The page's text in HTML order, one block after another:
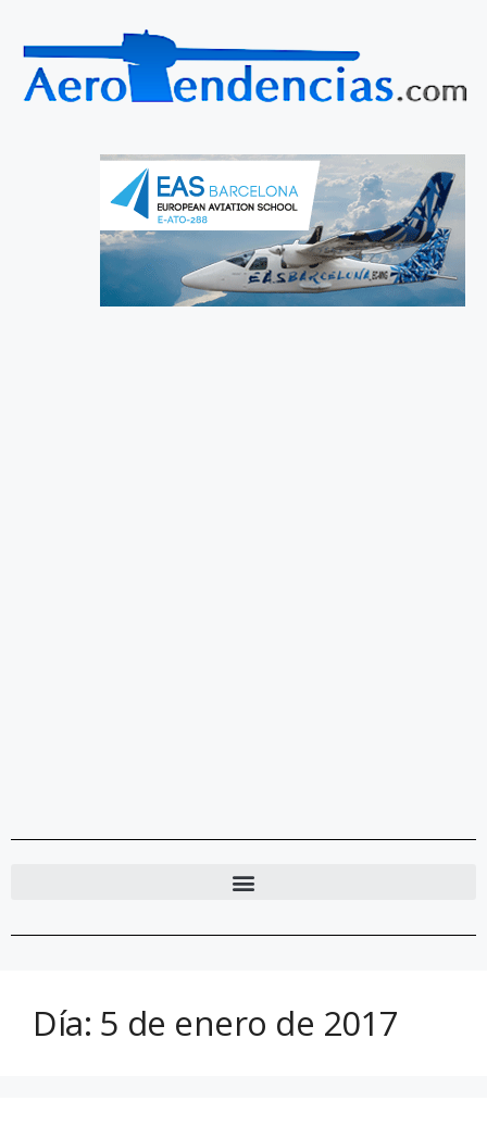
Día: 5 de enero de 2017